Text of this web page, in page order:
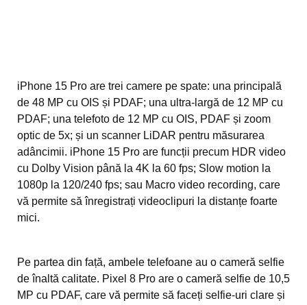
iPhone 15 Pro are trei camere pe spate: una principală
de 48 MP cu OIS și PDAF; una ultra-largă de 12 MP cu
PDAF; una telefoto de 12 MP cu OIS, PDAF și zoom
optic de 5x; și un scanner LiDAR pentru măsurarea
adâncimii. iPhone 15 Pro are funcții precum HDR video
cu Dolby Vision până la 4K la 60 fps; Slow motion la
1080p la 120/240 fps; sau Macro video recording, care
vă permite să înregistrați videoclipuri la distanțe foarte
mici.
Pe partea din față, ambele telefoane au o cameră selfie
de înaltă calitate. Pixel 8 Pro are o cameră selfie de 10,5
MP cu PDAF, care vă permite să faceți selfie-uri clare și